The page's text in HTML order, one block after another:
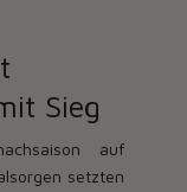
Sieg
auf
setzten